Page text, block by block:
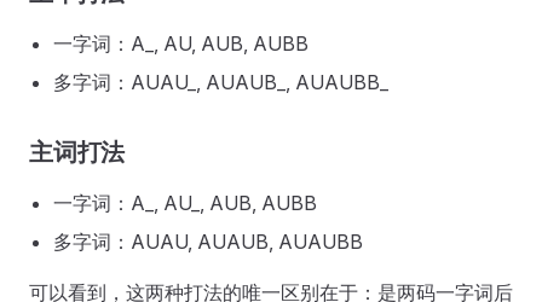
一字词：A_, AU, AUB, AUBB
多字词：AUAU_, AUAUB_, AUAUBB_
主词打法
一字词：A_, AU_, AUB, AUBB
多字词：AUAU, AUAUB, AUAUBB
可以看到，这两种打法的唯一区别在于：是两码一字词后